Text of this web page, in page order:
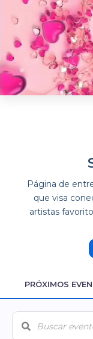
Página de
que visa
artistas
PRÓXIMOS